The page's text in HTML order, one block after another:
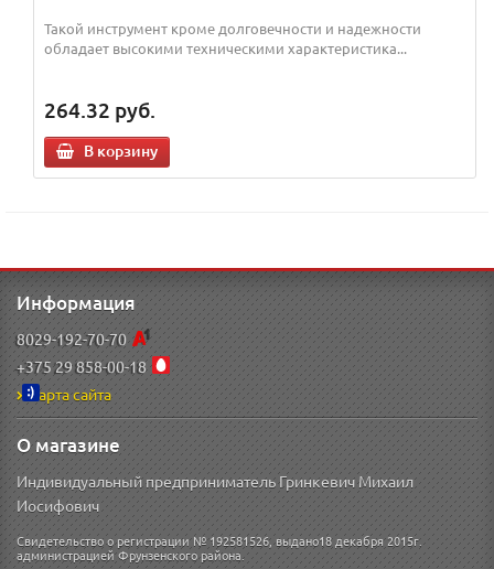
Такой ‎инструмент кроме долговечности и надежности
обладает высокими техническими ‎характеристика...
264.32 руб.
В корзину
Информация
8029-192-70-70
+375 29 858-00-18
Карта сайта
О магазине
Индивидуальный предприниматель Гринкевич Михаил
Иосифович
Свидетельство о регистрации № 192581526, выдано18 декабря 2015г.
администрацией Фрунзенского района.